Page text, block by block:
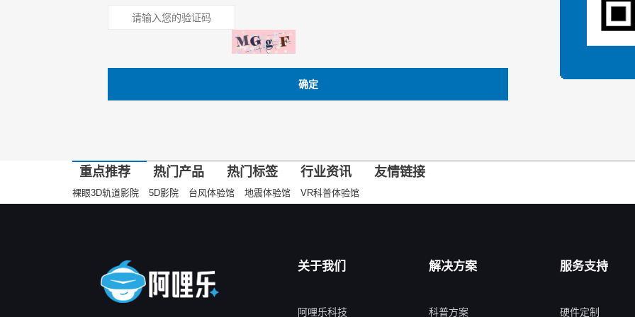
确定
重点推荐 热门产品 热门标签 行业资讯 友情链接
裸眼3D轨道影院 5D影院 台风体验馆 地震体验馆 VR科普体验馆
关于我们
阿哩乐科技
解决方案
科普方案
服务支持
硬件定制